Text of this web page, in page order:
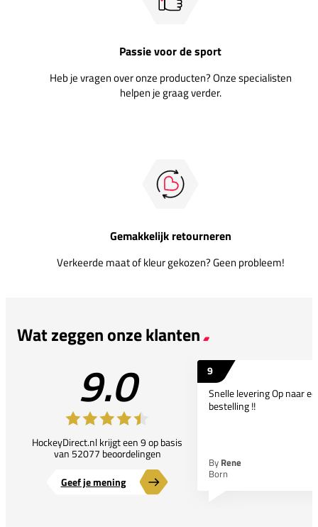
Passie voor de sport
Heb je vragen over onze producten? Onze specialisten
helpen je graag verder.
Gemakkelijk retourneren
Verkeerde maat of kleur gekozen? Geen probleem!
Wat zeggen onze klanten
9.0
HockeyDirect.nl krijgt een 9 op basis
van 52077 beoordelingen
Geef je mening
9
Snelle levering Op naar
bestelling !!
By Rene
Born